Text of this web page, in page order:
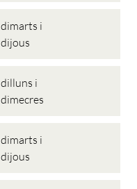
dimarts i
dijous
dilluns i
dimecres
dimarts i
dijous